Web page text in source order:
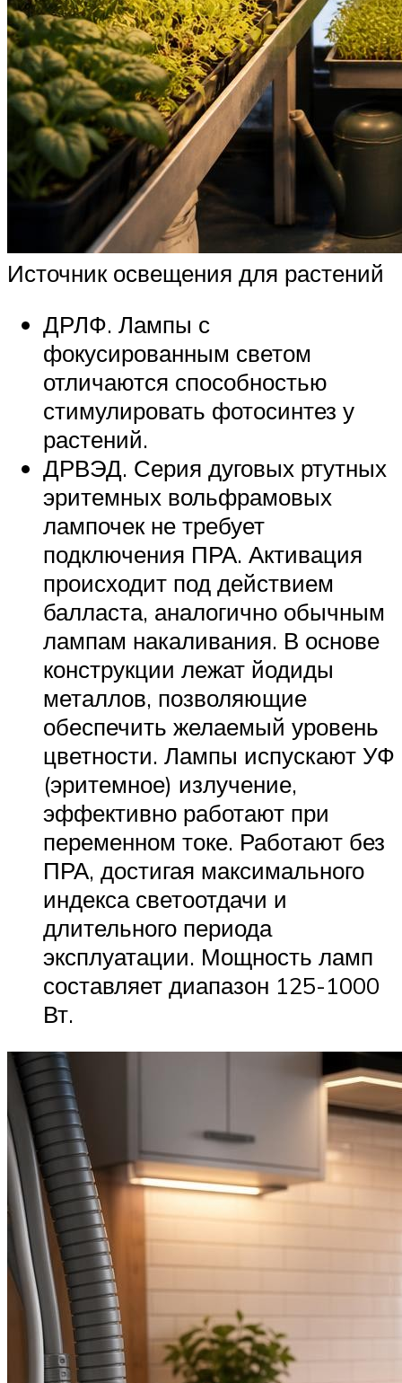
Источник освещения для растений
ДРЛФ. Лампы с
фокусированным светом
отличаются способностью
стимулировать фотосинтез у
растений.
ДРВЭД. Серия дуговых ртутных
эритемных вольфрамовых
лампочек не требует
подключения ПРА. Активация
происходит под действием
балласта, аналогично обычным
лампам накаливания. В основе
конструкции лежат йодиды
металлов, позволяющие
обеспечить желаемый уровень
цветности. Лампы испускают УФ
(эритемное) излучение,
эффективно работают при
переменном токе. Работают без
ПРА, достигая максимального
индекса светоотдачи и
длительного периода
эксплуатации. Мощность ламп
составляет диапазон 125-1000
Вт.